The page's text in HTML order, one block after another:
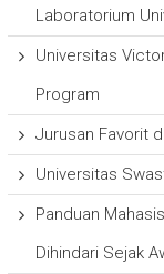
Laboratorium
Universitas
Program
Jurusan Favorit
Universitas
Panduan
Dihindari Sejak